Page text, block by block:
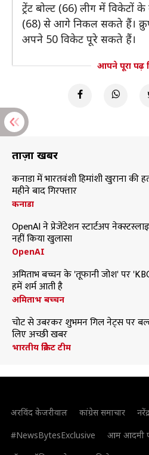
ट्रेंट बोल्ट (66) लीग में विकेटों
(68) से आगे निकल सकते हैं।
अपने 50 विकेट पूरे सकते हैं।
आपने पूरा पढ़
ताज़ा खबरें
कनाडा में भारतवंशी हिमांशी खुराना की
महीने बाद गिरफ्तार
कनाडा
OpenAI ने प्रेजेंटेशन स्टार्टअप
नहीं किया खुलासा
OpenAI
अमिताभ बच्चन के 'तूफानी जोश' पर
हमें शर्म आती है
अमिताभ बच्चन
चोट से उबरकर शुभमन गिल नेट्स पर
लिए अच्छी खबर
भारतीय क्रिकेट टीम
अरविंद केजरीवाल कांग्रेस समाचार
#NewsBytesExclusive
आम आदमी